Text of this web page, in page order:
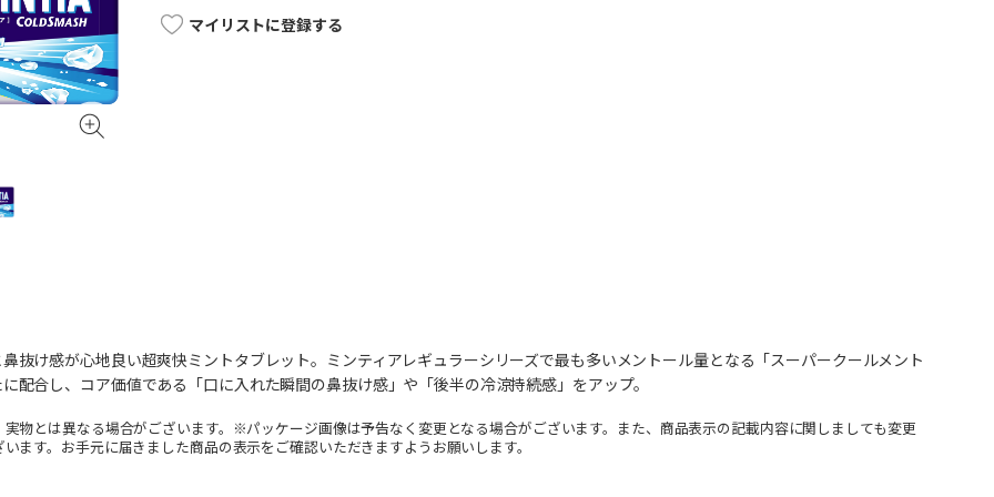
マイリストに登録する
抜け感が心地良い超爽快ミントタブレット。ミンティアレギュラーシリーズで最も多いメントール量となる「スーパークールメント
配合し、コア価値である「口に入れた瞬間の鼻抜け感」や「後半の冷涼持続感」をアップ。
物とは異なる場合がございます。※パッケージ画像は予告なく変更となる場合がございます。また、商品表示の記載内容に関しましても変更
ます。お手元に届きました商品の表示をご確認いただきますようお願いします。